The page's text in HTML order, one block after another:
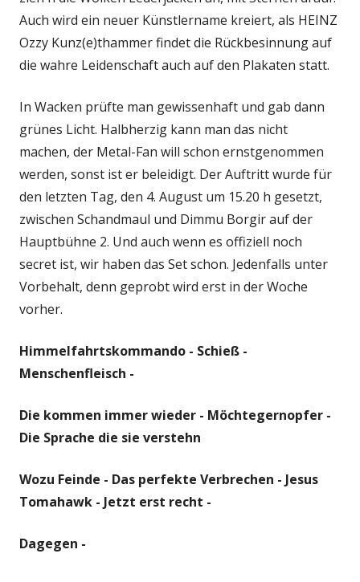
Auch wird ein neuer Künstlername kreiert, als HEINZ
Ozzy Kunz(e)thammer findet die Rückbesinnung auf
die wahre Leidenschaft auch auf den Plakaten statt.
In Wacken prüfte man gewissenhaft und gab dann
grünes Licht. Halbherzig kann man das nicht
machen, der Metal-Fan will schon ernstgenommen
werden, sonst ist er beleidigt. Der Auftritt wurde für
den letzten Tag, den 4. August um 15.20 h gesetzt,
zwischen Schandmaul und Dimmu Borgir auf der
Hauptbühne 2. Und auch wenn es offiziell noch
secret ist, wir haben das Set schon. Jedenfalls unter
Vorbehalt, denn geprobt wird erst in der Woche
vorher.
Himmelfahrtskommando - Schieß -
Menschenfleisch -
Die kommen immer wieder - Möchtegernopfer -
Die Sprache die sie verstehn
Wozu Feinde - Das perfekte Verbrechen - Jesus
Tomahawk - Jetzt erst recht -
Dagegen -